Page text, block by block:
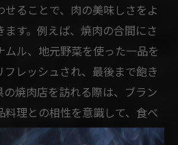
ることで、肉の美味しさをよ
す。例えば、焼肉の合間にさ
ムル、地元野菜を使った一品を
レッシュされ、最後まで飽き
焼肉店を訪れる際は、ブラン
料理との相性を意識して、食べ
。